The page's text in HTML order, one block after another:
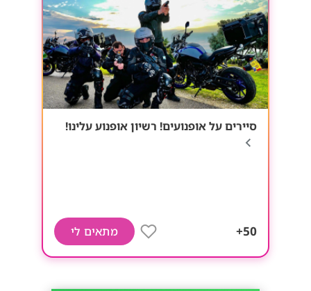
סיירים על אופנועים! רשיון אופנוע עלינו!
50+ מתאים לי